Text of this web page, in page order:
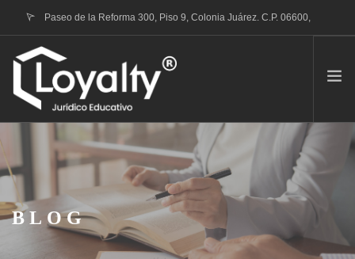
Paseo de la Reforma 300, Piso 9, Colonia Juárez. C.P. 06600,
Ciudad de México
contacto@loyalty.mx
QUIENES SOMOS
TRÁMITE RVOE
PORTAFOLIO DE SERVICIOS
CONTACTO
BLOG